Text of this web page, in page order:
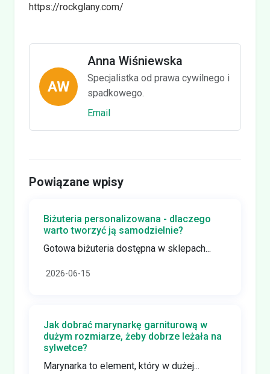
https://rockglany.com/
AW
Anna Wiśniewska
Specjalistka od prawa cywilnego i
spadkowego.
Email
Powiązane wpisy
Biżuteria personalizowana - dlaczego
warto tworzyć ją samodzielnie?
Gotowa biżuteria dostępna w sklepach...
2026-06-15
Jak dobrać marynarkę garniturową w
dużym rozmiarze, żeby dobrze leżała na
sylwetce?
Marynarka to element, który w dużej...